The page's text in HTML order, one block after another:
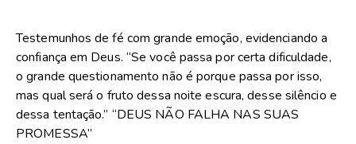
Testemunhos de fé com grande emoção, evidenciando a
confiança em Deus. “Se você passa por certa dificuldade,
o grande questionamento não é porque passa por isso,
mas qual será o fruto dessa noite escura, desse silêncio e
dessa tentação.” “DEUS NÃO FALHA NAS SUAS
PROMESSA”